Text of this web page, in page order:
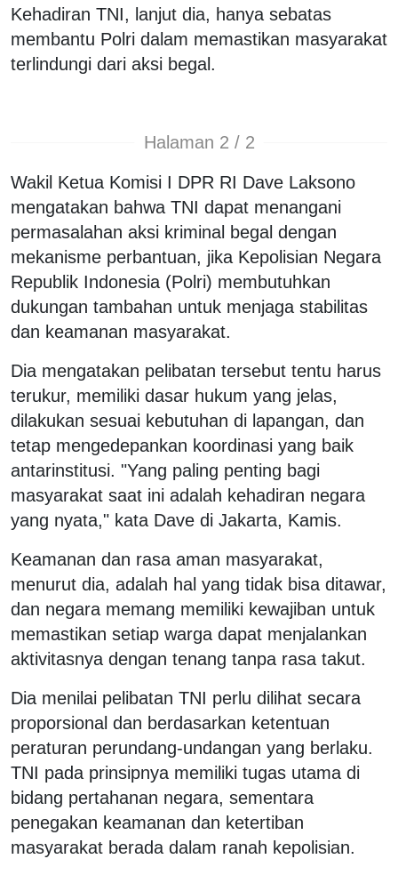
Kehadiran TNI, lanjut dia, hanya sebatas
membantu Polri dalam memastikan masyarakat
terlindungi dari aksi begal.
Halaman 2 / 2
Wakil Ketua Komisi I DPR RI Dave Laksono
mengatakan bahwa TNI dapat menangani
permasalahan aksi kriminal begal dengan
mekanisme perbantuan, jika Kepolisian Negara
Republik Indonesia (Polri) membutuhkan
dukungan tambahan untuk menjaga stabilitas
dan keamanan masyarakat.
Dia mengatakan pelibatan tersebut tentu harus
terukur, memiliki dasar hukum yang jelas,
dilakukan sesuai kebutuhan di lapangan, dan
tetap mengedepankan koordinasi yang baik
antarinstitusi. "Yang paling penting bagi
masyarakat saat ini adalah kehadiran negara
yang nyata," kata Dave di Jakarta, Kamis.
Keamanan dan rasa aman masyarakat,
menurut dia, adalah hal yang tidak bisa ditawar,
dan negara memang memiliki kewajiban untuk
memastikan setiap warga dapat menjalankan
aktivitasnya dengan tenang tanpa rasa takut.
Dia menilai pelibatan TNI perlu dilihat secara
proporsional dan berdasarkan ketentuan
peraturan perundang-undangan yang berlaku.
TNI pada prinsipnya memiliki tugas utama di
bidang pertahanan negara, sementara
penegakan keamanan dan ketertiban
masyarakat berada dalam ranah kepolisian.